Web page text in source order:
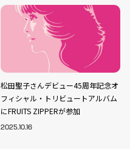
松田聖子さんデビュー45周年記念オ
フィシャル・トリビュートアルバム
にFRUITS ZIPPERが参加
2025.10.16